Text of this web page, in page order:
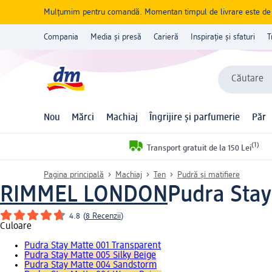
Mulțumim pentru comandă. Momentan timpul de livrare este
Compania Media și presă Carieră Inspirație și sfaturi
Căutare
Nou Mărci Machiaj Îngrijire și parfumerie Păr
Transport gratuit de la 150 Lei(1)
Pagina principală Machiaj Ten Pudră și matifiere
RIMMEL LONDONPudra
4.8 (8 Recenzii)
Culoare
Pudra Stay Matte 001 Transparent
Pudra Stay Matte 005 Silky Beige
Pudra Stay Matte 004 Sandstorm